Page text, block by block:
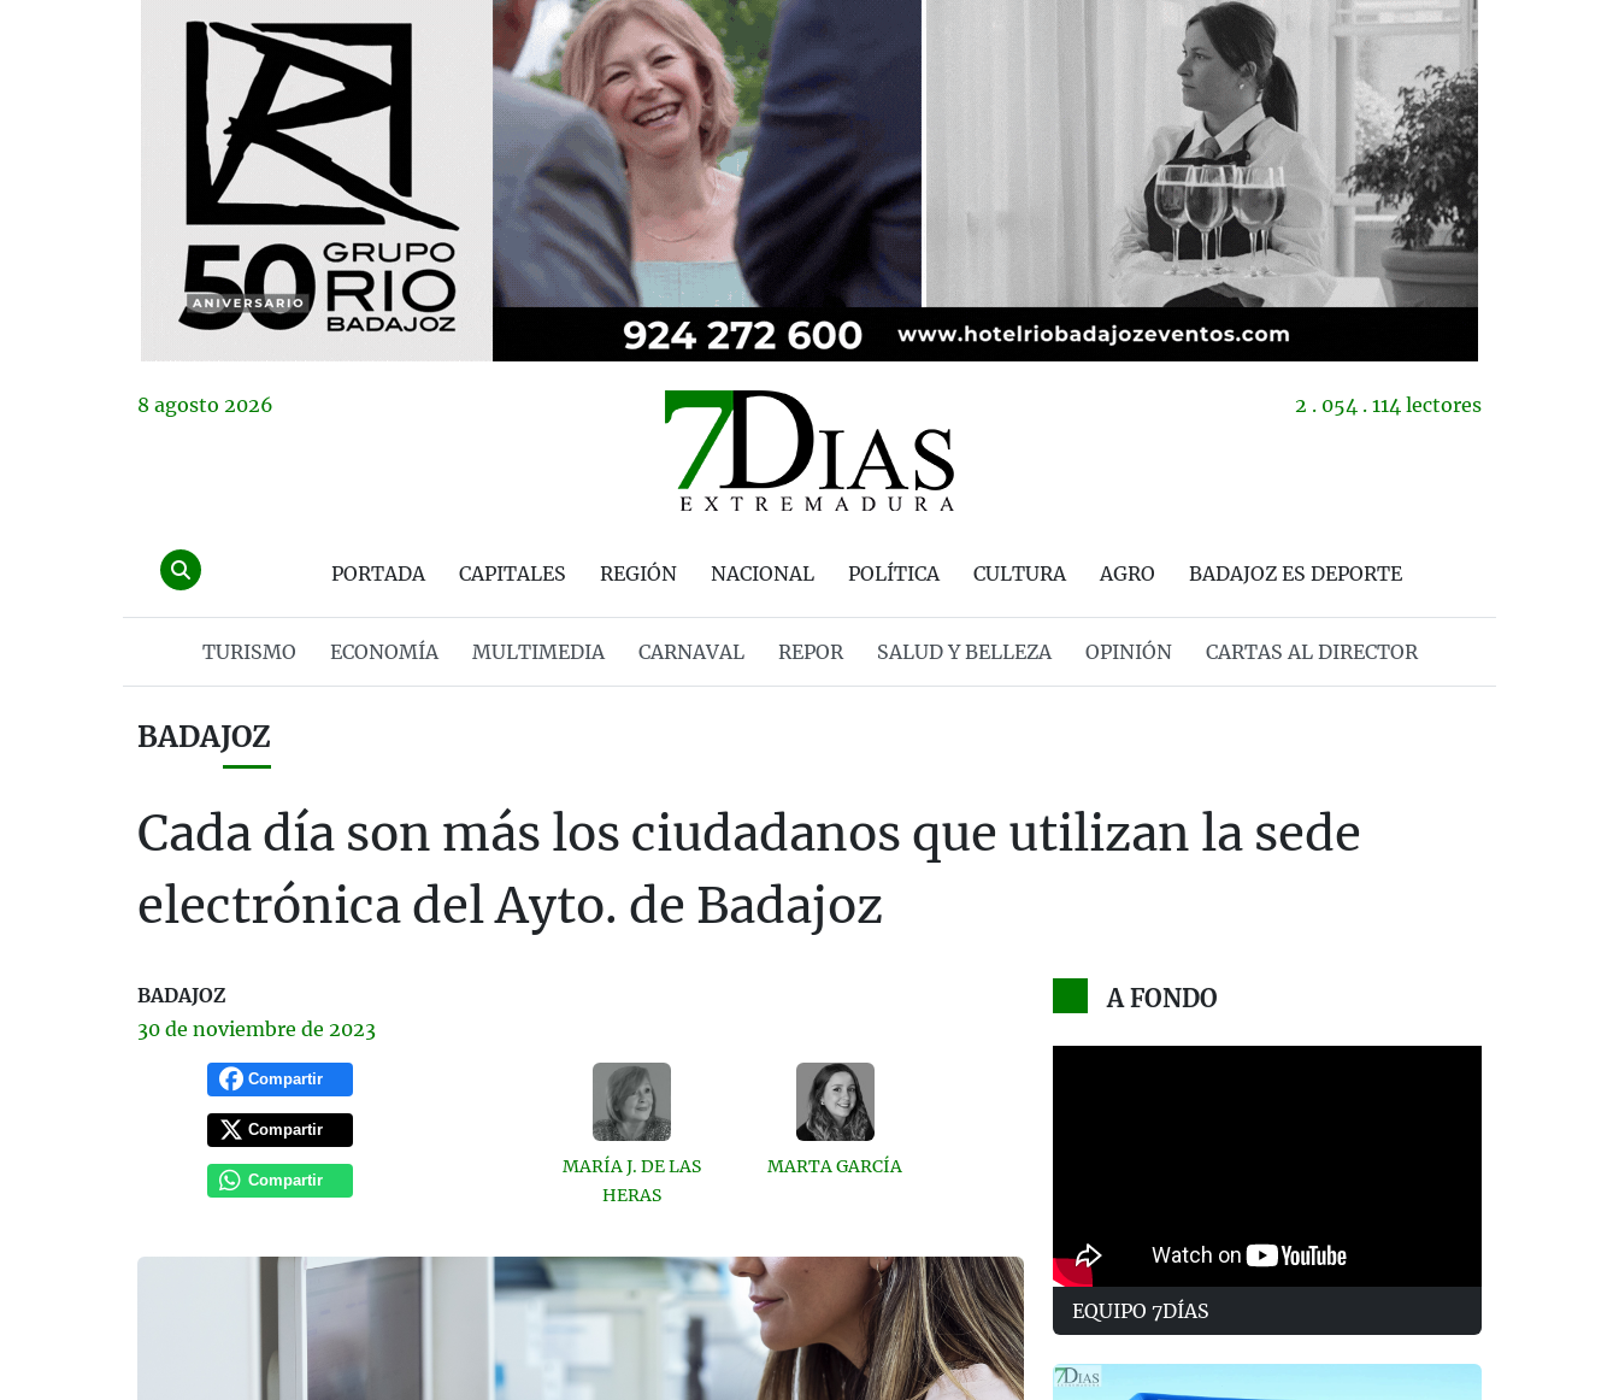
8 agosto 2026 2 . 054 . 114 lectores
PORTADA CAPITALES REGIÓN NACIONAL POLÍTICA CULTURA AGRO BADAJOZ ES DEPORTE
TURISMO ECONOMÍA MULTIMEDIA CARNAVAL REPOR SALUD Y BELLEZA OPINIÓN CARTAS AL DIRECTOR
BADAJOZ
Cada día son más los ciudadanos que utilizan la sede
electrónica del Ayto. de Badajoz
BADAJOZ
30 de noviembre de 2023
Compartir
Compartir
Compartir
MARÍA J. DE LAS
HERAS
MARTA GARCÍA
A FONDO
EQUIPO 7DÍAS